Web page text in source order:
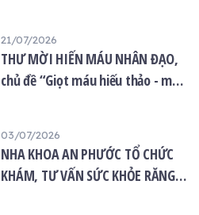
21/07/2026
THƯ MỜI HIẾN MÁU NHÂN ĐẠO,
chủ đề “Giọt máu hiếu thảo - mùa
03/07/2026
NHA KHOA AN PHƯỚC TỔ CHỨC
KHÁM, TƯ VẤN SỨC KHỎE RĂNG